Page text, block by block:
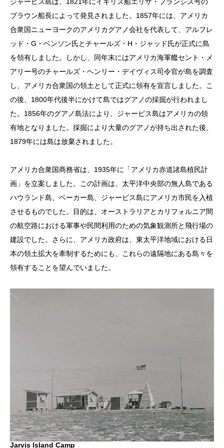
ブラウン船長によって発見されました。1857年には、アメリカ
合衆国ニューヨークのアメリカグアノ会社を代表して、アルフレ
ッド・G・ベンソン氏とチャールズ・H・ジャッド氏が正式に島
を領有しました。しかし、同年末にはアメリカ海軍艦セント・メ
アリー号のチャールズ・ヘンリー・デイヴィス司令官が島を調査
し、アメリカ合衆国の領土として正式に領有を宣言しました。こ
の後、1800年代後半にかけて島ではグアノの採掘が行われまし
た。1856年のグアノ島法により、ジャービス島はアメリカの領
有地となりました。採掘により大量のグアノが持ち出された後、
1879年には島は放棄されました。
アメリカ合衆国商務省は、1935年に「アメリカ赤道諸島植民計
画」を立案しました。この計画は、太平洋中央部の無人島である
ハウランド島、ベーカー島、ジャービス島にアメリカ市民を入植
させるものでした。目的は、オーストラリアとカリフォルニア間
の航空路における軍事や民間利用のための気象観測所と飛行場の
建設でした。さらに、アメリカ政府は、東太平洋地域における日
本の領土拡大を牽制するためにも、これらの遠隔地にある島々を
領有することを望んでいました。
Jarvis Island Camp